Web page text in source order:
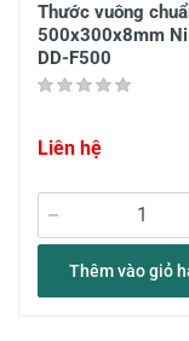
Thước vuông
500x300x8mm
DD-F500
Liên hệ
Thêm vào giỏ